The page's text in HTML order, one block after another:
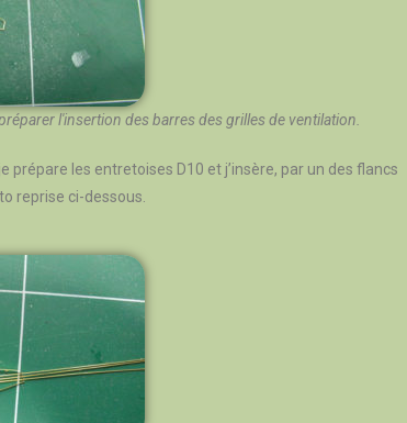
l'insertion des barres des grilles de ventilation.
les entretoises D10 et j’insère, par un des flancs
reprise ci-dessous.